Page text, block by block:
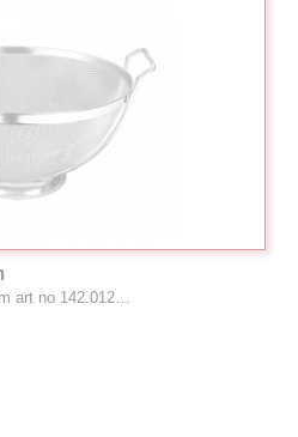
art no 142.012…